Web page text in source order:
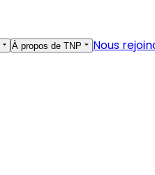
À propos de TNP Nous